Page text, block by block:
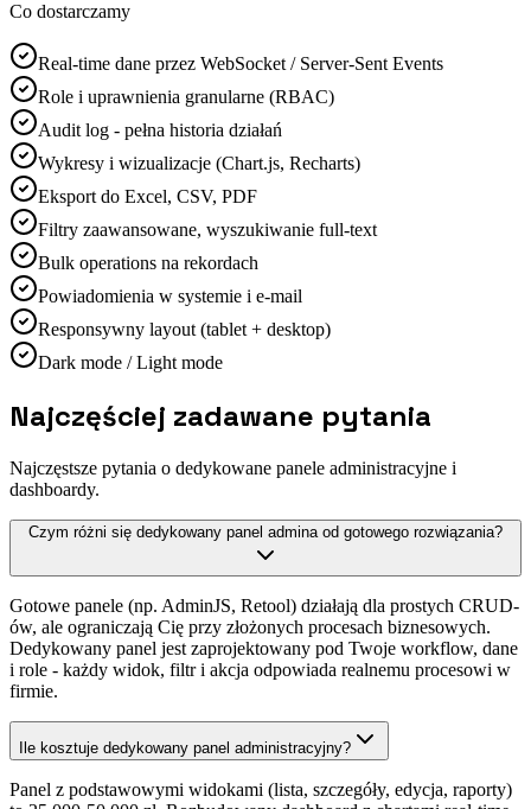
Co dostarczamy
Real-time dane przez WebSocket / Server-Sent Events
Role i uprawnienia granularne (RBAC)
Audit log - pełna historia działań
Wykresy i wizualizacje (Chart.js, Recharts)
Eksport do Excel, CSV, PDF
Filtry zaawansowane, wyszukiwanie full-text
Bulk operations na rekordach
Powiadomienia w systemie i e-mail
Responsywny layout (tablet + desktop)
Dark mode / Light mode
Najczęściej zadawane pytania
Najczęstsze pytania o dedykowane panele administracyjne i
dashboardy.
Czym różni się dedykowany panel admina od gotowego rozwiązania?
Gotowe panele (np. AdminJS, Retool) działają dla prostych CRUD-
ów, ale ograniczają Cię przy złożonych procesach biznesowych.
Dedykowany panel jest zaprojektowany pod Twoje workflow, dane
i role - każdy widok, filtr i akcja odpowiada realnemu procesowi w
firmie.
Ile kosztuje dedykowany panel administracyjny?
Panel z podstawowymi widokami (lista, szczegóły, edycja, raporty)